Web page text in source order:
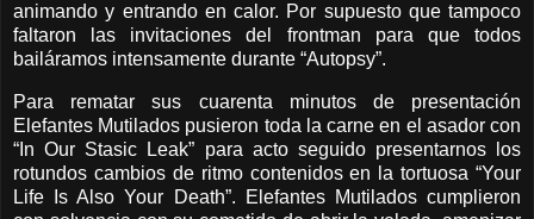
animando y entrando en calor. Por supuesto que tampoco
faltaron las invitaciones del frontman para que todos
bailáramos intensamente durante “Autopsy”.
Para rematar sus cuarenta minutos de presentación
Elefantes Mutilados pusieron toda la carne en el asador con
“In Our Stasic Leak” para acto seguido presentarnos los
rotundos cambios de ritmo contenidos en la tortuosa “Your
Life Is Also Your Death”. Elefantes Mutilados cumplieron